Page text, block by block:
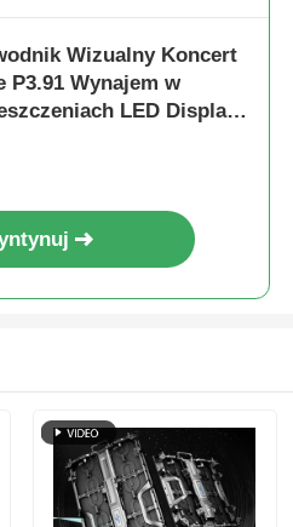
Wizualny Koncert
P3.91 Wynajem w
LED Display